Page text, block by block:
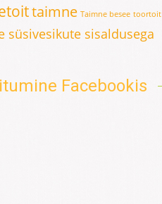
taimne Taimne besee toortoit
süsivesikute sisaldusega
Facebookis